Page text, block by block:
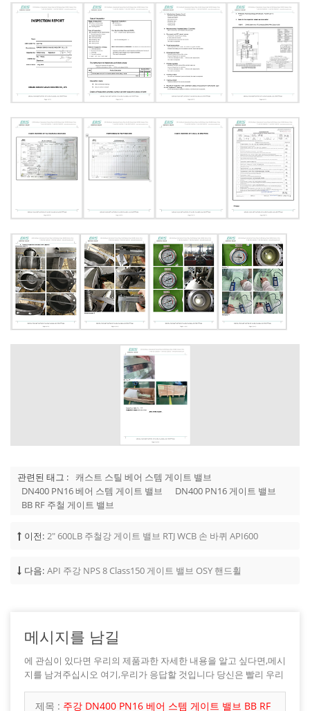
관련된 태그 :
캐스트 스틸 베어 스템 게이트 밸브
DN400 PN16 베어 스템 게이트 밸브
DN400 PN16 게이트 밸브
BB RF 주철 게이트 밸브
이전: 2" 600LB 주철강 게이트 밸브 RTJ WCB 손 바퀴 API600
다음: API 주강 NPS 8 Class150 게이트 밸브 OSY 핸드휠
메시지를 남길
에 관심이 있다면 우리의 제품과한 자세한 내용을 알고 싶다면,메시
지를 남겨주십시오 여기,우리가 응답할 것입니다 당신은 빨리 우리
제목 : 주강 DN400 PN16 베어 스템 게이트 밸브 BB RF